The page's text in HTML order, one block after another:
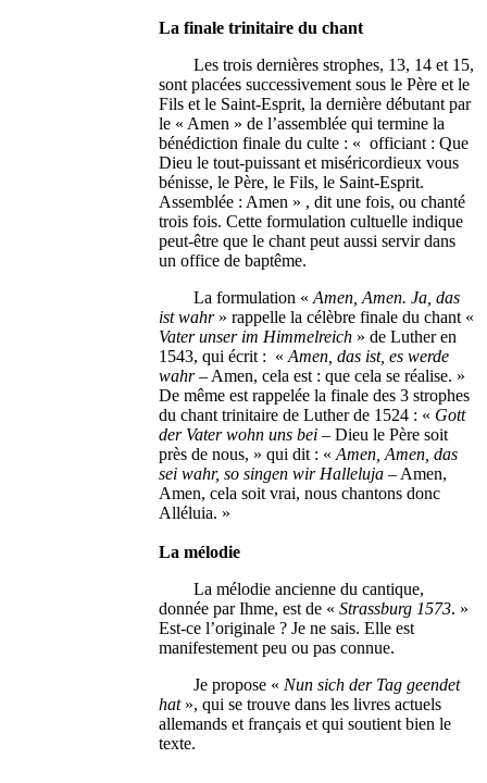
La finale trinitaire du chant
Les trois dernières strophes, 13, 14 et 15,
sont placées successivement sous le Père et le
Fils et le Saint-Esprit, la dernière débutant par
le « Amen » de l’assemblée qui termine la
bénédiction finale du culte : « officiant : Que
Dieu le tout-puissant et miséricordieux vous
bénisse, le Père, le Fils, le Saint-Esprit.
Assemblée : Amen » , dit une fois, ou chanté
trois fois. Cette formulation cultuelle indique
peut-être que le chant peut aussi servir dans
un office de baptême.
La formulation « Amen, Amen. Ja, das
ist wahr» rappelle la célèbre finale du chant «
Vater unser im Himmelreich » de Luther en
1543, qui écrit : «Amen, das ist, es werde
wahr– Amen, cela est : que cela se réalise. »
De même est rappelée la finale des 3 strophes
du chant trinitaire de Luther de 1524 : « Gott
der Vater wohn uns bei – Dieu le Père soit
près de nous, » qui dit : « Amen, Amen, das
sei wahr, so singen wir Halleluja – Amen,
Amen, cela soit vrai, nous chantons donc
Alléluia. »
La mélodie
La mélodie ancienne du cantique,
donnée par Ihme, est de «Strassburg 1573. »
Est-ce l’originale ? Je ne sais. Elle est
manifestement peu ou pas connue.
Je propose « Nun sich der Tag geendet
hat», qui se trouve dans les livres actuels
allemands et français et qui soutient bien le
texte.